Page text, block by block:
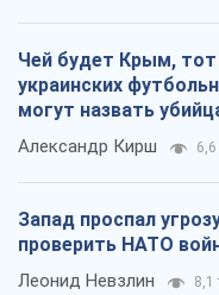
Чей будет Крым,
украинских
могут назвать
Александр Кирш 6,6
Запад проспал
проверить НАТО
Леонид Невзлин 8,1